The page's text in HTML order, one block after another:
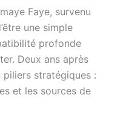
Faye, survenu
une simple
profonde
Deux ans après
piliers stratégiques :
et les sources de